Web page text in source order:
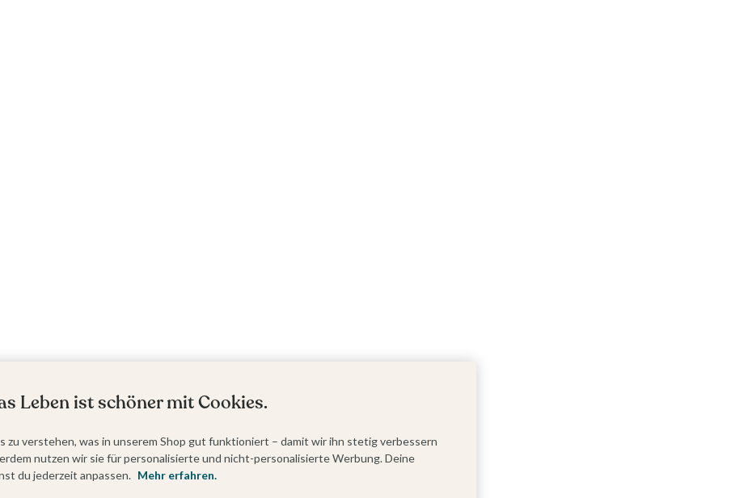
Leben ist schöner mit Cookies.
zu verstehen, was in unserem Shop gut funktioniert – damit wir ihn stetig verbessern
nutzen wir sie für personalisierte und nicht-personalisierte Werbung. Deine
du jederzeit anpassen. Mehr erfahren.